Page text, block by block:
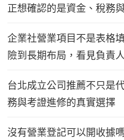
正想確認的是資金、稅務
企業社營業項目不是表格
險到長期布局，看見負責
台北成立公司推薦不只是
務與考證進修的真實選擇
沒有營業登記可以開收據